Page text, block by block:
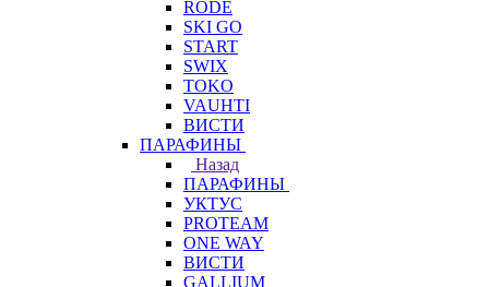
RODE
SKI GO
START
SWIX
TOKO
VAUHTI
ВИСТИ
ПАРАФИНЫ
Назад
ПАРАФИНЫ
УКТУС
PROTEAM
ONE WAY
ВИСТИ
GALLIUM